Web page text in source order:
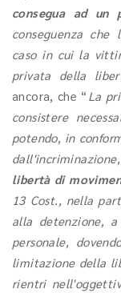
consegua ad un
conseguenza
caso in cui la
privata della
ancora, che “ La
consistere
potendo, in
libertà di
13 Cost., nella
alla detenzione,
personale,
limitazione della
rientri